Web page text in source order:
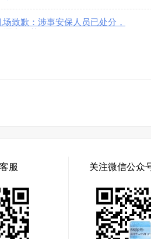
场致歉：涉事安保人员已处分，
服 关注微信公众